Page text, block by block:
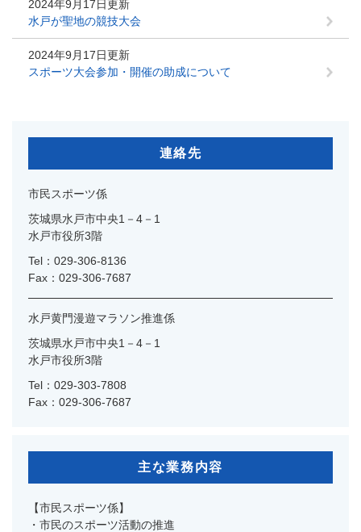
2024年9月17日更新
水戸が聖地の競技大会
2024年9月17日更新
スポーツ大会参加・開催の助成について
連絡先
市民スポーツ係
茨城県水戸市中央1－4－1
水戸市役所3階
Tel：029-306-8136
Fax：029-306-7687
水戸黄門漫遊マラソン推進係
茨城県水戸市中央1－4－1
水戸市役所3階
Tel：029-303-7808
Fax：029-306-7687
主な業務内容
【市民スポーツ係】
・市民のスポーツ活動の推進